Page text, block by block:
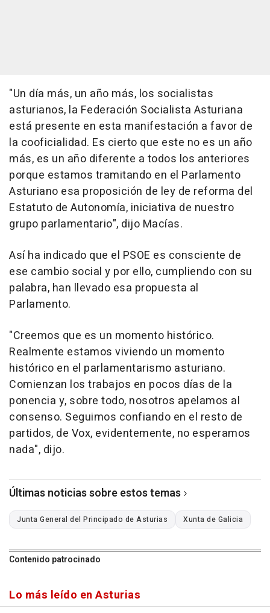
"Un día más, un año más, los socialistas
asturianos, la Federación Socialista Asturiana
está presente en esta manifestación a favor de
la cooficialidad. Es cierto que este no es un año
más, es un año diferente a todos los anteriores
porque estamos tramitando en el Parlamento
Asturiano esa proposición de ley de reforma del
Estatuto de Autonomía, iniciativa de nuestro
grupo parlamentario", dijo Macías.
Así ha indicado que el PSOE es consciente de
ese cambio social y por ello, cumpliendo con su
palabra, han llevado esa propuesta al
Parlamento.
"Creemos que es un momento histórico.
Realmente estamos viviendo un momento
histórico en el parlamentarismo asturiano.
Comienzan los trabajos en pocos días de la
ponencia y, sobre todo, nosotros apelamos al
consenso. Seguimos confiando en el resto de
partidos, de Vox, evidentemente, no esperamos
nada", dijo.
Últimas noticias sobre estos temas
Junta General del Principado de Asturias Xunta de Galicia
Contenido patrocinado
Lo más leído en Asturias